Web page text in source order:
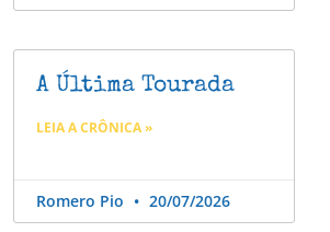
A Última Tourada
LEIA A CRÔNICA »
Romero Pio 20/07/2026